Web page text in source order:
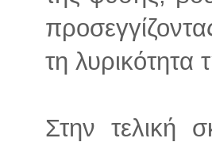
τη λυρικότητα
Στην τελική